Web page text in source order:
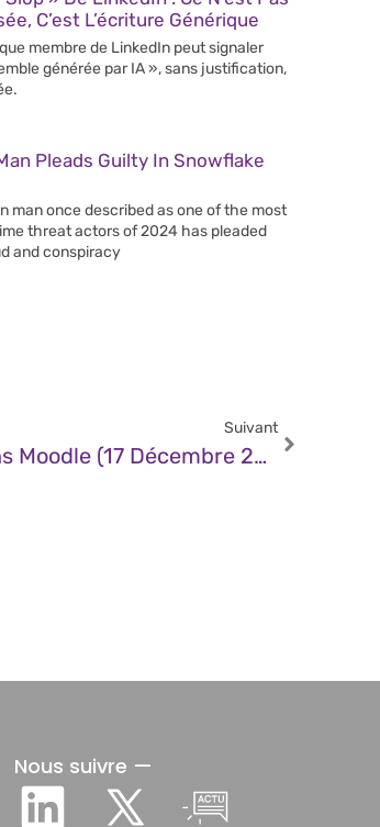
C’est L’écriture Générique
membre de LinkedIn peut signaler
générée par IA », sans justification,
Pleads Guilty In Snowflake
man once described as one of the most
threat actors of 2024 has pleaded
and conspiracy
Suivant
CERT – Multiples Vulnérabilités Dans Moodle (17 Décembre 2024)
Nous suivre —